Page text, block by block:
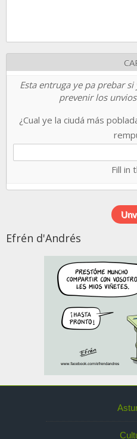
Esta entruga ye pa prebar
prevenir los
¿Cual ye la ciudá más
Fill in
Efrén d'Andrés